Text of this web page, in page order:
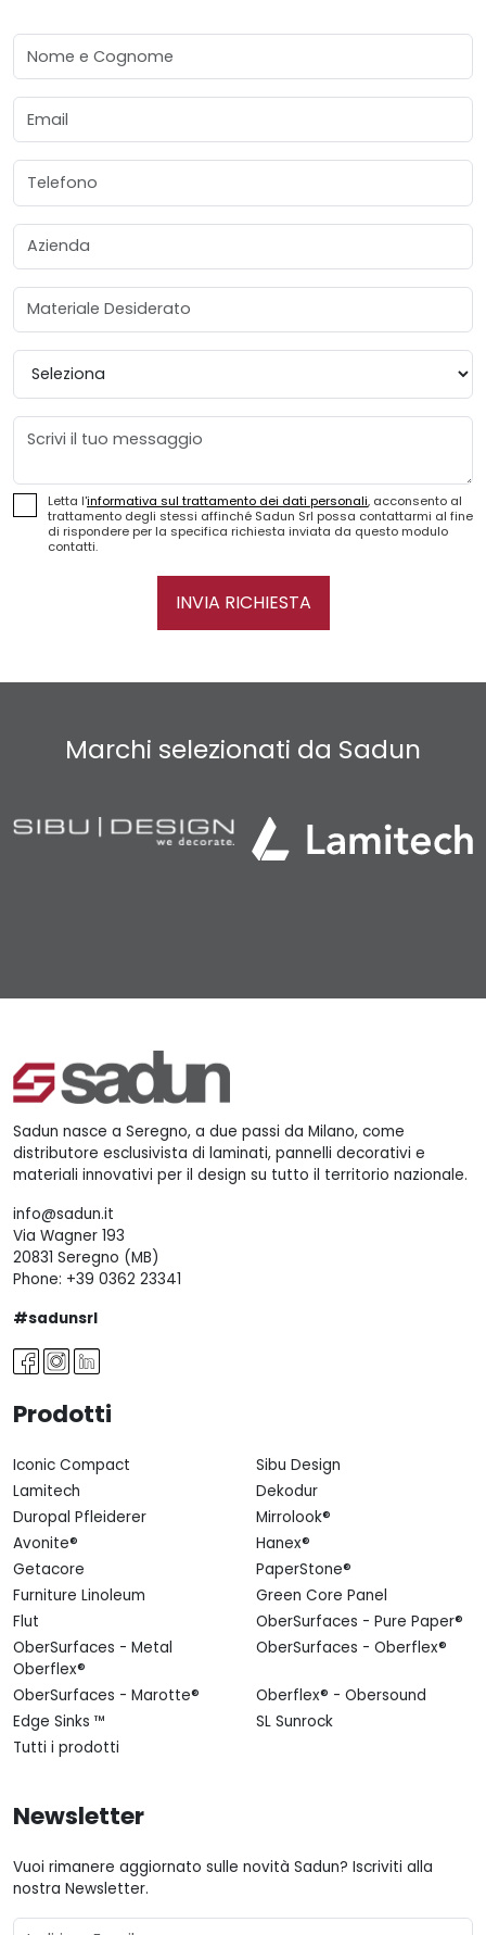
Nome e Cognome
Email
Telefono
Azienda
Materiale Desiderato
Provincia
Messaggio
Letta l'informativa sul trattamento dei dati personali, acconsento al
trattamento degli stessi affinché Sadun Srl possa contattarmi al fine
di rispondere per la specifica richiesta inviata da questo modulo
contatti.
INVIA RICHIESTA
Marchi selezionati da Sadun
Sadun nasce a Seregno, a due passi da Milano, come
distributore esclusivista di laminati, pannelli decorativi e
materiali innovativi per il design su tutto il territorio nazionale.
info@sadun.it
Via Wagner 193
20831 Seregno (MB)
Phone: +39 0362 23341
#sadunsrl
Prodotti
Iconic Compact
Sibu Design
Lamitech
Dekodur
Duropal Pfleiderer
Mirrolook®
Avonite®
Hanex®
Getacore
PaperStone®
Furniture Linoleum
Green Core Panel
Flut
OberSurfaces - Pure Paper®
OberSurfaces - Metal
Oberflex®
OberSurfaces - Oberflex®
OberSurfaces - Marotte®
Oberflex® - Obersound
Edge Sinks ™
SL Sunrock
Tutti i prodotti
Newsletter
Vuoi rimanere aggiornato sulle novità Sadun? Iscriviti alla
nostra Newsletter.
Email